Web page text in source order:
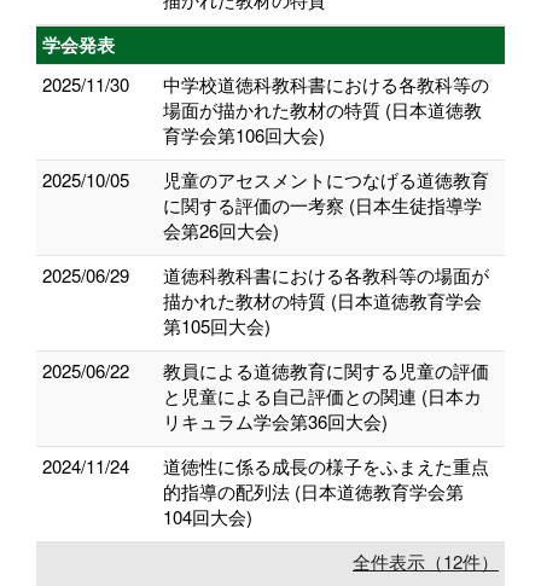
学会発表
2025/11/30
中学校道徳科教科書における各教科等の
場面が描かれた教材の特質 (日本道徳教
育学会第106回大会)
2025/10/05
児童のアセスメントにつなげる道徳教育
に関する評価の一考察 (日本生徒指導学
会第26回大会)
2025/06/29
道徳科教科書における各教科等の場面が
描かれた教材の特質 (日本道徳教育学会
第105回大会)
2025/06/22
教員による道徳教育に関する児童の評価
と児童による自己評価との関連 (日本カ
リキュラム学会第36回大会)
2024/11/24
道徳性に係る成長の様子をふまえた重点
的指導の配列法 (日本道徳教育学会第
104回大会)
全件表示（12件）